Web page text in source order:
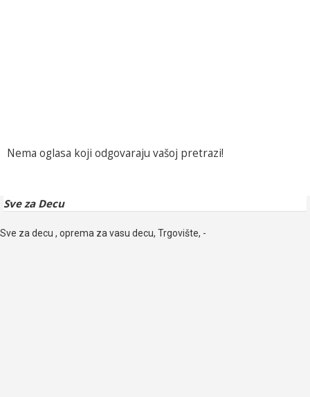
Nema oglasa koji odgovaraju vašoj pretrazi!
Sve za Decu
Sve za decu , oprema za vasu decu, Trgovište, -